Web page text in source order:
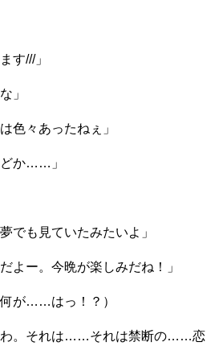
す///」
」
色々あったねぇ」
どか……」
でも見ていたみたいよ」
よー。今晩が楽しみだね！」
が……はっ！？）
わ。それは……それは禁断の……恋